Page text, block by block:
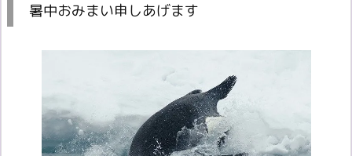
暑中おみまい申しあげます